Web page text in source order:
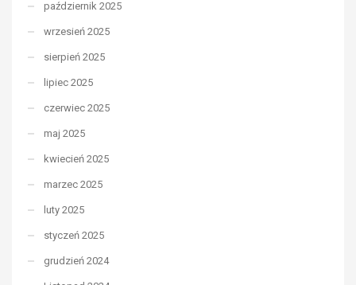
październik 2025
wrzesień 2025
sierpień 2025
lipiec 2025
czerwiec 2025
maj 2025
kwiecień 2025
marzec 2025
luty 2025
styczeń 2025
grudzień 2024